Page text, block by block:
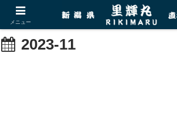
2023-11
メニュー